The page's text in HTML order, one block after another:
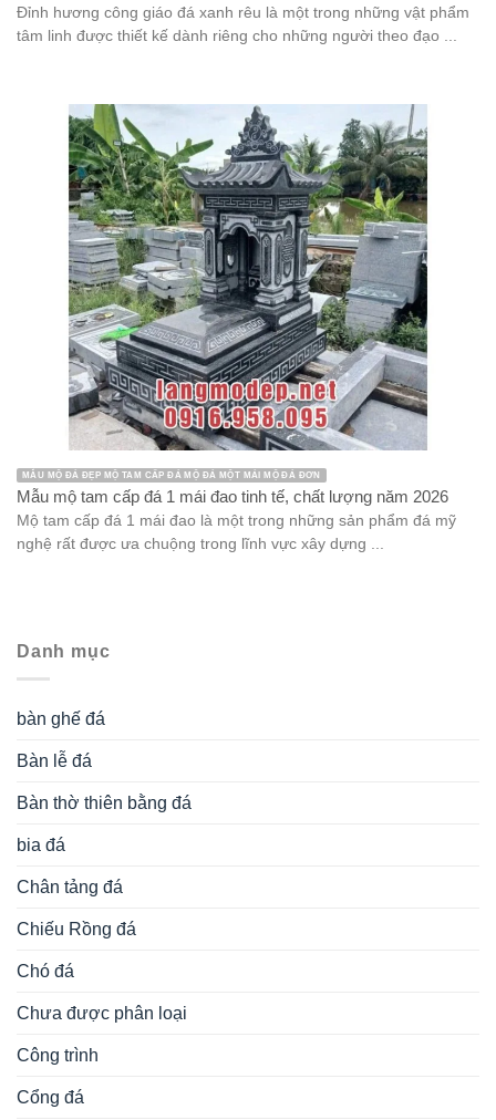
Đỉnh hương công giáo đá xanh rêu là một trong những vật phẩm
tâm linh được thiết kế dành riêng cho những người theo đạo ...
MẪU MỘ ĐÁ ĐẸP MỘ TAM CẤP ĐÁ MỘ ĐÁ MỘT MÁI MỘ ĐÁ ĐƠN
Mẫu mộ tam cấp đá 1 mái đao tinh tế, chất lượng năm 2026
Mộ tam cấp đá 1 mái đao là một trong những sản phẩm đá mỹ
nghệ rất được ưa chuộng trong lĩnh vực xây dựng ...
Danh mục
bàn ghế đá
Bàn lễ đá
Bàn thờ thiên bằng đá
bia đá
Chân tảng đá
Chiếu Rồng đá
Chó đá
Chưa được phân loại
Công trình
Cổng đá